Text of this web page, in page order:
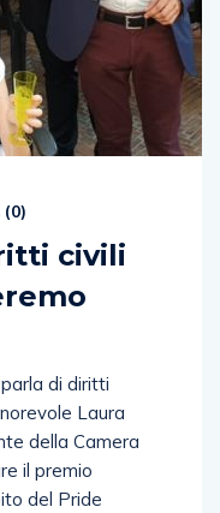
(0)
civili
di diritti
Laura
della Camera
il premio
del Pride